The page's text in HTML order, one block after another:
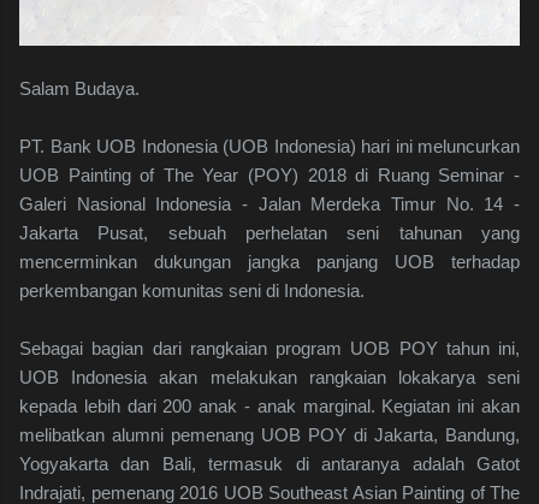
Salam Budaya.
PT. Bank UOB Indonesia (UOB Indonesia) hari ini meluncurkan
UOB Painting of The Year (POY) 2018 di Ruang Seminar -
Galeri Nasional Indonesia - Jalan Merdeka Timur No. 14 -
Jakarta Pusat, sebuah perhelatan seni tahunan yang
mencerminkan dukungan jangka panjang UOB terhadap
perkembangan komunitas seni di Indonesia.
Sebagai bagian dari rangkaian program UOB POY tahun ini,
UOB Indonesia akan melakukan rangkaian lokakarya seni
kepada lebih dari 200 anak - anak marginal. Kegiatan ini akan
melibatkan alumni pemenang UOB POY di Jakarta, Bandung,
Yogyakarta dan Bali, termasuk di antaranya adalah Gatot
Indrajati, pemenang 2016 UOB Southeast Asian Painting of The